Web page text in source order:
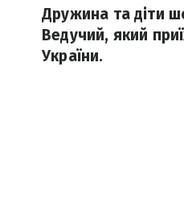
Дружина та діти
Ведучий, який
України.